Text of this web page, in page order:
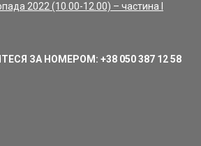
2022 (10.00-12.00) – частина I
ЗА НОМЕРОМ: +38 050 387 12 58